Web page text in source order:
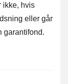
ikke, hvis
eller går
garantifond.